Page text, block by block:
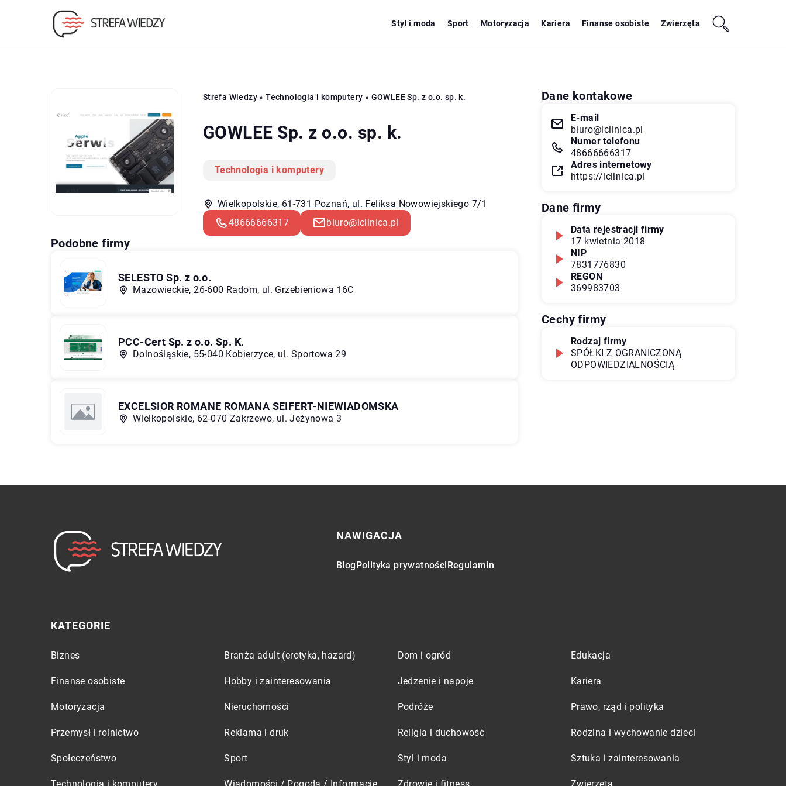
Styl i moda Sport Motoryzacja Kariera Finanse osobiste Zwierzęta
Strefa Wiedzy»Technologia i komputery » GOWLEE Sp. z o.o. sp. k.
GOWLEE Sp. z o.o. sp. k.
Technologia i komputery
Wielkopolskie, 61-731 Poznań, ul. Feliksa Nowowiejskiego 7/1
48666666317
biuro@iclinica.pl
Podobne firmy
SELESTO Sp. z o.o.
Mazowieckie, 26-600 Radom, ul. Grzebieniowa 16C
PCC-Cert Sp. z o.o. Sp. K.
Dolnośląskie, 55-040 Kobierzyce, ul. Sportowa 29
EXCELSIOR ROMANE ROMANA SEIFERT-NIEWIADOMSKA
Wielkopolskie, 62-070 Zakrzewo, ul. Jeżynowa 3
Dane kontakowe
E-mail
biuro@iclinica.pl
Numer telefonu
48666666317
Adres internetowy
https://iclinica.pl
Dane firmy
Data rejestracji firmy
17 kwietnia 2018
NIP
7831776830
REGON
369983703
Cechy firmy
Rodzaj firmy
SPÓŁKI Z OGRANICZONĄ
ODPOWIEDZIALNOŚCIĄ
NAWIGACJA
BlogPolityka prywatnościRegulamin
KATEGORIE
Biznes Branża adult (erotyka, hazard) Dom i ogród Edukacja
Finanse osobiste Hobby i zainteresowania Jedzenie i napoje Kariera
Motoryzacja Nieruchomości Podróże Prawo, rząd i polityka
Przemysł i rolnictwo Reklama i druk Religia i duchowość Rodzina i wychowanie dzieci
Społeczeństwo Sport Styl i moda Sztuka i zainteresowania